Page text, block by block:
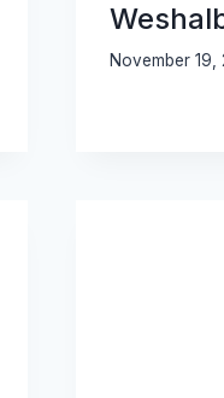
November 19,